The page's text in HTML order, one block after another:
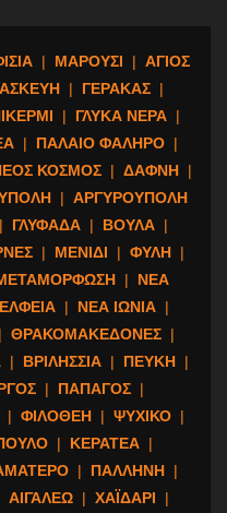
| ΜΑΡΟΥΣΙ | ΑΓΙΟΣ
| ΓΕΡΑΚΑΣ |
| ΓΛΥΚΑ ΝΕΡΑ |
| ΠΑΛΑΙΟ ΦΑΛΗΡΟ |
ΚΟΣΜΟΣ | ΔΑΦΝΗ |
| ΑΡΓΥΡΟΥΠΟΛΗ
| ΓΛΥΦΑΔΑ | ΒΟΥΛΑ |
| ΜΕΝΙΔΙ | ΦΥΛΗ |
|
ΝΕΑ
| ΝΕΑ ΙΩΝΙΑ |
| ΘΡΑΚΟΜΑΚΕΔΟΝΕΣ |
| ΒΡΙΛΗΣΣΙΑ | ΠΕΥΚΗ |
| ΠΑΠΑΓΟΣ |
| ΦΙΛΟΘΕΗ | ΨΥΧΙΚΟ |
| ΚΕΡΑΤΕΑ |
| ΠΑΛΛΗΝΗ |
ΑΙΓΑΛΕΩ | ΧΑΪΔΑΡΙ |